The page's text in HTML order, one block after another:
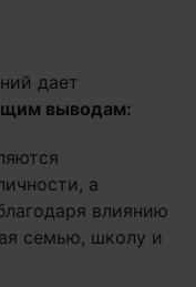
дает
выводам:
а
влиянию
семью, школу и